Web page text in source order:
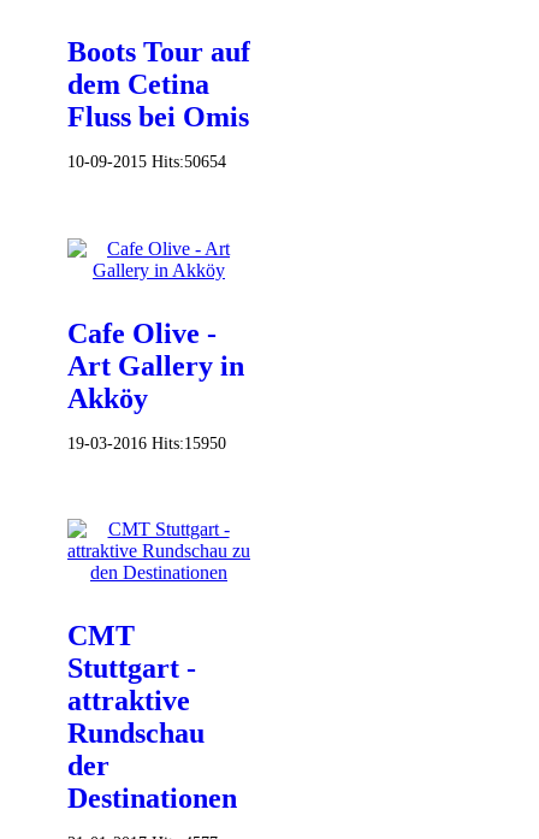
Boots Tour auf
dem Cetina
Fluss bei Omis
10-09-2015 Hits:50654
Cafe Olive -
Art Gallery in
Akköy
19-03-2016 Hits:15950
CMT
Stuttgart -
attraktive
Rundschau
der
Destinationen